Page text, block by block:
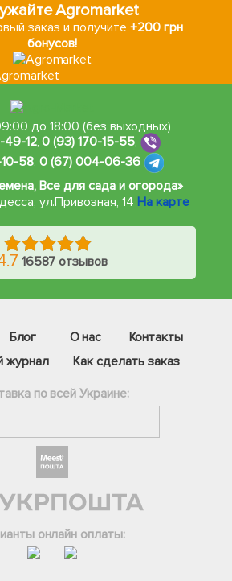
Agromarket
заказ и получите +200 грн
бонусов!
до 18:00 (без выходных)
49-12,0 (93) 170-15-55,
58, 0 (67) 004-06-36
Все для сада и огорода»
, ул.Привозная, 14 На карте
16587 отзывов
Блог О нас
Контакты
журнал
Как сделать заказ
по всей Украине:
онлайн оплаты:
Інстаграм
Онлайн чат